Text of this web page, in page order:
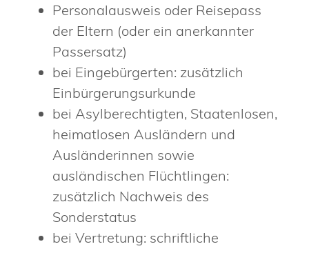
Personalausweis oder Reisepass
der Eltern (oder ein anerkannter
Passersatz)
bei Eingebürgerten: zusätzlich
Einbürgerungsurkunde
bei Asylberechtigten, Staatenlosen,
heimatlosen Ausländern und
Ausländerinnen sowie
ausländischen Flüchtlingen:
zusätzlich Nachweis des
Sonderstatus
bei Vertretung: schriftliche